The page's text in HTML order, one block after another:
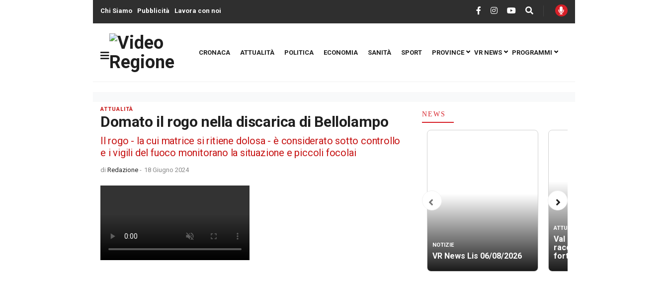
Chi Siamo Pubblicità Lavora con noi
CRONACA ATTUALITÀ POLITICA ECONOMIA SANITÀ SPORT PROVINCE VR NEWS PROGRAMMI
ATTUALITÀ
Domato il rogo nella discarica di Bellolampo
Il rogo - la cui matrice si ritiene dolosa - è considerato sotto controllo
e i vigili del fuoco monitorano la situazione e piccoli focolai
di Redazione - 18 Giugno 2024
NEWS
NOTIZIE
VR News Lis 06/08/2026
ATTUALITÀ
Val di Noto 1693: l’INGV
racconta in digitale il più
forte sisma d’Italia